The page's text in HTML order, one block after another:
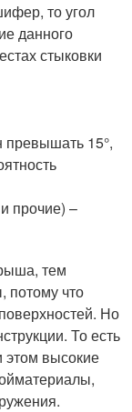
то угол
данного
стыковки
превышать 15°,
прочие) –
тем
потому что
Но
То есть
этом высокие